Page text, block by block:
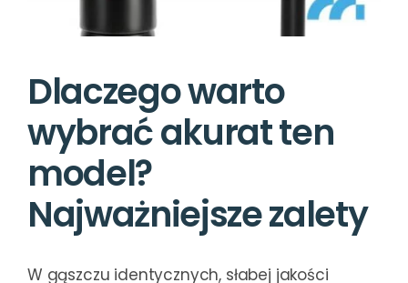
Dlaczego warto
wybrać akurat ten
model?
Najważniejsze zalety
W gąszczu identycznych, słabej jakości